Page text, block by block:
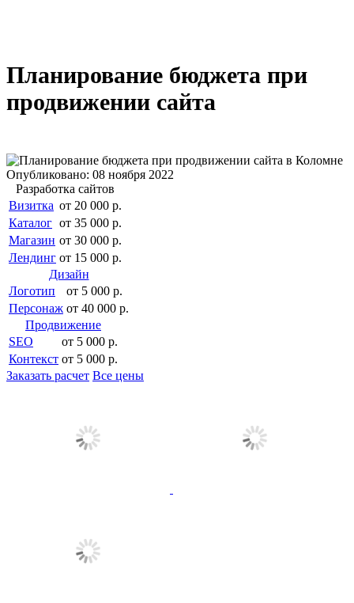
Планирование бюджета при
продвижении сайта
Опубликовано: 08 ноября 2022
Разработка сайтов
Визитка от 20 000 р.
Каталог от 35 000 р.
Магазин от 30 000 р.
Лендинг от 15 000 р.
Дизайн
Логотип
от 5 000 р.
Персонаж от 40 000 р.
Продвижение
SEO
от 5 000 р.
Контекст от 5 000 р.
Заказать расчет Все цены